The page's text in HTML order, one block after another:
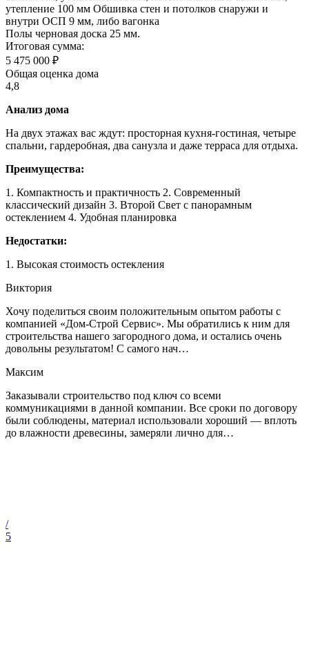
утепление 100 мм Обшивка стен и потолков снаружи и
внутри ОСП 9 мм, либо вагонка
Полы черновая доска 25 мм.
Итоговая сумма:
5 475 000 ₽
Общая оценка дома
4,8
Анализ дома
На двух этажах вас ждут: просторная кухня-гостиная, четыре
спальни, гардеробная, два санузла и даже терраса для отдыха.
Преимущества:
1. Компактность и практичность 2. Современный
классический дизайн 3. Второй Свет с панорамным
остеклением 4. Удобная планировка
Недостатки:
1. Высокая стоимость остекления
Виктория
Хочу поделиться своим положительным опытом работы с
компанией «Дом-Строй Сервис». Мы обратились к ним для
строительства нашего загородного дома, и остались очень
довольны результатом! С самого нач…
Максим
Заказывали строительство под ключ со всеми
коммуникациями в данной компании. Все сроки по договору
были соблюдены, материал использовали хороший — вплоть
до влажности древесины, замеряли лично для…
/
5